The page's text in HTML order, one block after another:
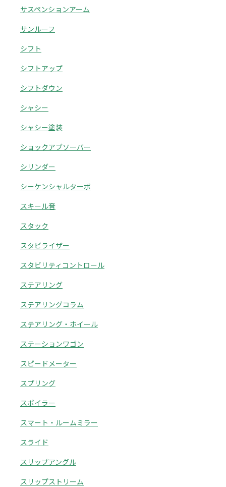
サスペンションアーム
サンルーフ
シフト
シフトアップ
シフトダウン
シャシー
シャシー塗装
ショックアブソーバー
シリンダー
シーケンシャルターボ
スキール音
スタック
スタビライザー
スタビリティコントロール
ステアリング
ステアリングコラム
ステアリング・ホイール
ステーションワゴン
スピードメーター
スプリング
スポイラー
スマート・ルームミラー
スライド
スリップアングル
スリップストリーム